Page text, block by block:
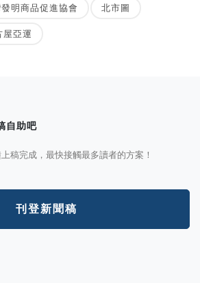
明商品促進協會 北市圖
屋亞運
自助吧
稿完成，最快接觸最多讀者的方案！
刊登新聞稿